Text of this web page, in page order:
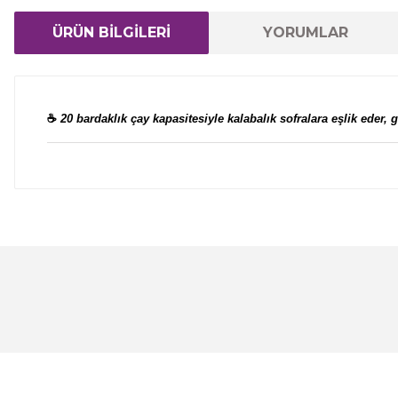
ÜRÜN BİLGİLERİ YORUMLAR
☕ 20 bardaklık çay kapasitesiyle kalabalık sofralara eşlik eder,